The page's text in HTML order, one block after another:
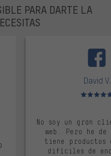
PARA DARTE LA
David V.
Valoración
No soy un gran
web. Pero he
tiene productos
difíciles de